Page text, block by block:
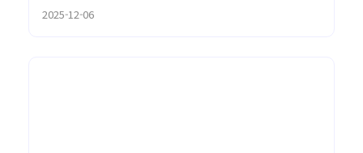
2025-12-06